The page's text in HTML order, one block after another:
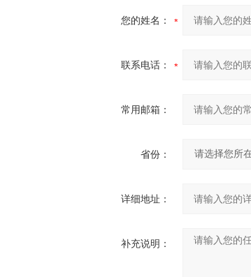
您的姓名：
联系电话：
常用邮箱：
省份：
详细地址：
补充说明：